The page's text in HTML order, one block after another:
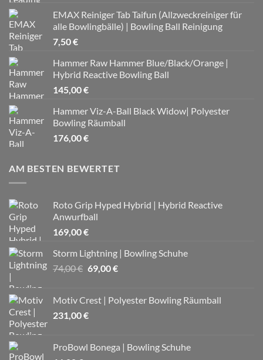
EMAX Reiniger Tab Taifun (Allzweckreiniger für
alle Bowlingbälle) | Bowling Ball Reinigung
7,50€
Hammer Raw Hammer Blue/Black/Orange |
Hybrid Reactive Bowling Ball
145,00€
Hammer Viz-A-Ball Black Widow| Polyester
Bowling Räumball
176,00€
AM BESTEN BEWERTET
Roto Grip Hyped Hybrid | Hybrid Reactive
Anwurfball
169,00€
Storm Lightning | Bowling Schuhe
74,00€ Ursprünglicher
74,00 €
69,00€Aktueller
69,00 €.
Motiv Crest | Polyester Bowling Räumball
231,00€
ProBowl Bonega | Bowling Schuhe